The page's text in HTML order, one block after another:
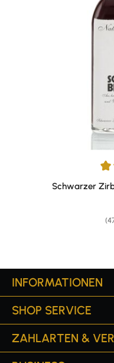
Durchschnittliche
Schwarzer
INFORMATIONEN
SHOP SERVICE
ZAHLARTEN &